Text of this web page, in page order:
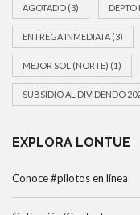
AGOTADO (3) DEPTO
ENTREGA INMEDIATA (3)
MEJOR SOL (NORTE) (1)
SUBSIDIO AL DIVIDENDO
EXPLORA LONTUE
Conoce #pilotos en línea